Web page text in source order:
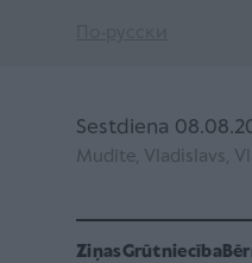
Sestdiena
Mudīte, Vladislavs,
ZiņasGrūtniecība